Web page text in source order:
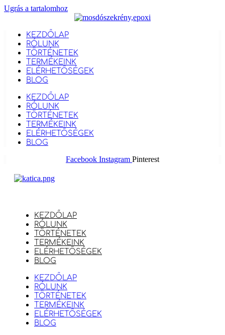
Ugrás a tartalomhoz
KEZDŐLAP
RÓLUNK
TÖRTÉNETEK
TERMÉKEINK
ELÉRHETŐSÉGEK
BLOG
KEZDŐLAP
RÓLUNK
TÖRTÉNETEK
TERMÉKEINK
ELÉRHETŐSÉGEK
BLOG
Facebook Instagram Pinterest
KEZDŐLAP
RÓLUNK
TÖRTÉNETEK
TERMÉKEINK
ELÉRHETŐSÉGEK
BLOG
KEZDŐLAP
RÓLUNK
TÖRTÉNETEK
TERMÉKEINK
ELÉRHETŐSÉGEK
BLOG